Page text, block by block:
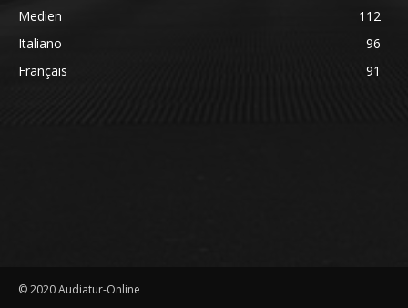
Medien
112
Italiano
96
Français
91
© 2020 Audiatur-Online